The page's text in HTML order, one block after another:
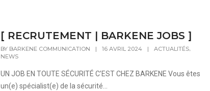
[ RECRUTEMENT | BARKENE JOBS ]
BY BARKENE COMMUNICATION | 16 AVRIL 2024 | ACTUALITÉS,
NEWS
UN JOB EN TOUTE SÉCURITÉ C’EST CHEZ BARKENE Vous êtes
un(e) spécialist(e) de la sécurité...